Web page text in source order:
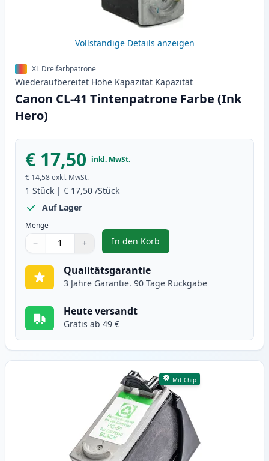
Vollständige Details anzeigen
XL Dreifarbpatrone
Wiederaufbereitet Hohe Kapazität Kapazität
Canon CL-41 Tintenpatrone Farbe (Ink
Hero)
€ 17,50 inkl. MwSt.
€ 14,58exkl. MwSt.
1 Stück | € 17,50 /Stück
Auf Lager
Menge
Verwenden Sie die Tasten, um anzupassen
− +
1
In den Korb
, Canon CL-41 Tintenpatrone
Qualitätsgarantie
3 Jahre Garantie. 90 Tage Rückgabe
Heute versandt
Gratis ab 49 €
Mit Chip